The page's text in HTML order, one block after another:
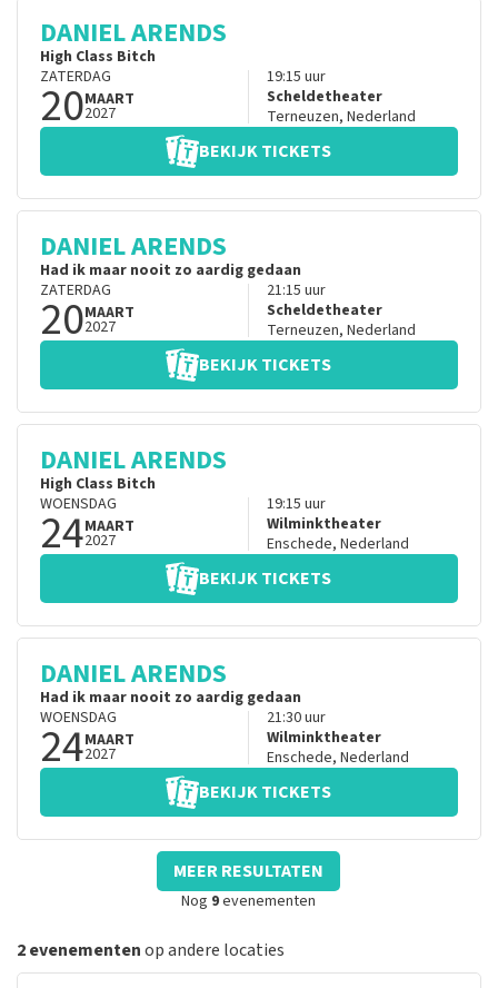
DANIEL ARENDS
High Class Bitch
ZATERDAG
20MAART
2027
19:15 uur
Scheldetheater
Terneuzen, Nederland
BEKIJK TICKETS
DANIEL ARENDS
Had ik maar nooit zo aardig gedaan
ZATERDAG
20MAART
2027
21:15 uur
Scheldetheater
Terneuzen, Nederland
BEKIJK TICKETS
DANIEL ARENDS
High Class Bitch
WOENSDAG
24MAART
2027
19:15 uur
Wilminktheater
Enschede, Nederland
BEKIJK TICKETS
DANIEL ARENDS
Had ik maar nooit zo aardig gedaan
WOENSDAG
24MAART
2027
21:30uur
Wilminktheater
Enschede, Nederland
BEKIJK TICKETS
MEER RESULTATEN
Nog 9evenementen
2 evenementenop andere locaties